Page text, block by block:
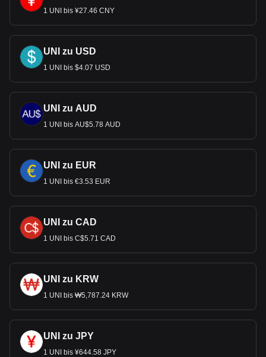
1 UNI bis ¥27.46 CNY
UNI zu USD
1 UNI bis $4.07 USD
UNI zu AUD
1 UNI bis AU$5.78 AUD
UNI zu EUR
1 UNI bis €3.53 EUR
UNI zu CAD
1 UNI bis C$5.71 CAD
UNI zu KRW
1 UNI bis ₩5,787.24 KRW
UNI zu JPY
1 UNI bis ¥644.58 JPY